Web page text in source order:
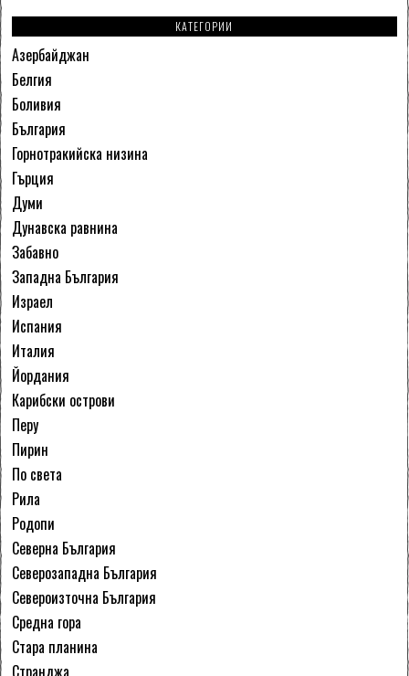
КАТЕГОРИИ
Азербайджан
Белгия
Боливия
България
Горнотракийска низина
Гърция
Думи
Дунавска равнина
Забавно
Западна България
Израел
Испания
Италия
Йордания
Карибски острови
Перу
Пирин
По света
Рила
Родопи
Северна България
Северозападна България
Североизточна България
Средна гора
Стара планина
Странджа